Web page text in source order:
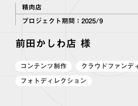
精肉店
プロジェクト期間：2025/9
前田かしわ店 様
コンテンツ制作
クラウドファンデ
フォトディレクション